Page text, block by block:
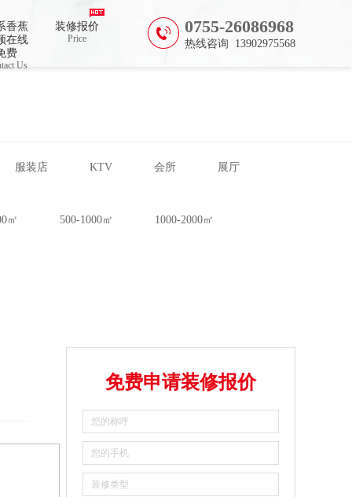
0755-26086968
热线咨询 13902975568
香蕉
在线
费
Us
装修报价
Price
服装店 KTV 会所 展厅
㎡ 500-1000㎡ 1000-2000㎡
免费申请装修报价